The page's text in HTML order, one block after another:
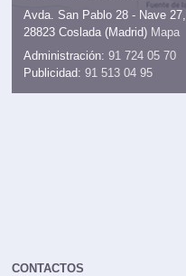
Avda. San Pablo 28 - Nave 27,
28823 Coslada (Madrid) Mapa
Administración: 91 724 05 70
Publicidad: 91 513 04 95
CONTACTOS